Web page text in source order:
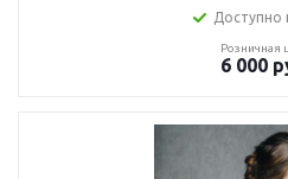
Доступно
Розничная
6 000